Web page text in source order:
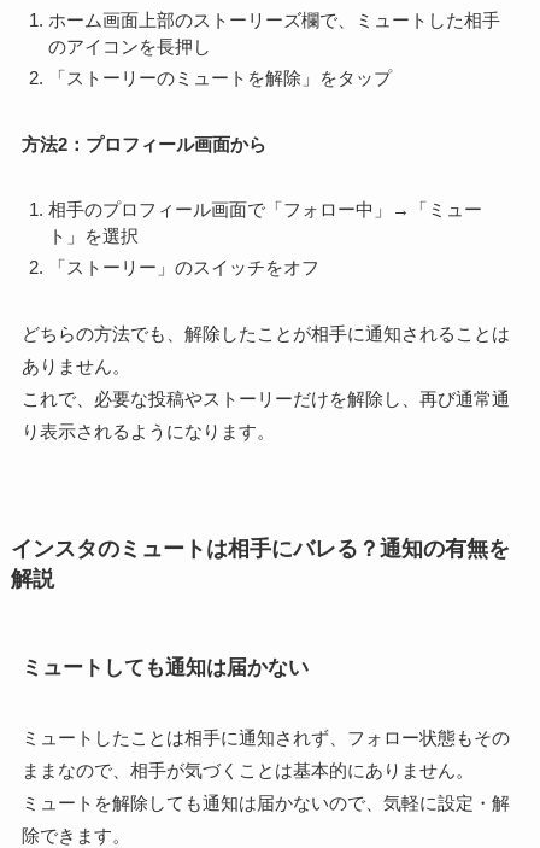
ホーム画面上部のストーリーズ欄で、ミュートした相手
のアイコンを長押し
「ストーリーのミュートを解除」をタップ
方法2：プロフィール画面から
相手のプロフィール画面で「フォロー中」→「ミュー
ト」を選択
「ストーリー」のスイッチをオフ
どちらの方法でも、解除したことが相手に通知されることは
ありません。
これで、必要な投稿やストーリーだけを解除し、再び通常通
り表示されるようになります。
インスタのミュートは相手にバレる？通知の有無を
解説
ミュートしても通知は届かない
ミュートしたことは相手に通知されず、フォロー状態もその
ままなので、相手が気づくことは基本的にありません。
ミュートを解除しても通知は届かないので、気軽に設定・解
除できます。